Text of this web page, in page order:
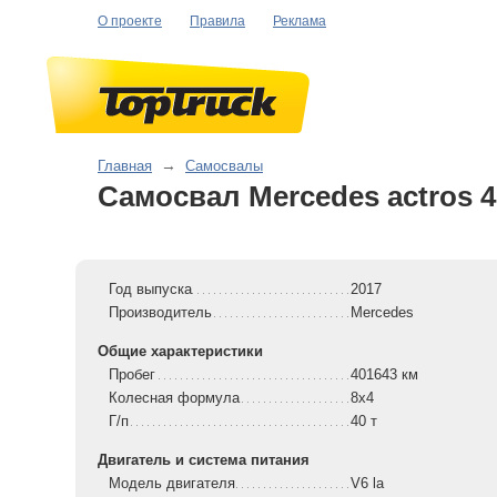
О проекте Правила Реклама
Главная → Самосвалы
Самосвал Mercedes actros
Год выпуска
2017
Производитель
Mercedes
Общие характеристики
Пробег
401643 км
Колесная формула
8x4
Г/п
40 т
Двигатель и система питания
Модель двигателя
V6 la